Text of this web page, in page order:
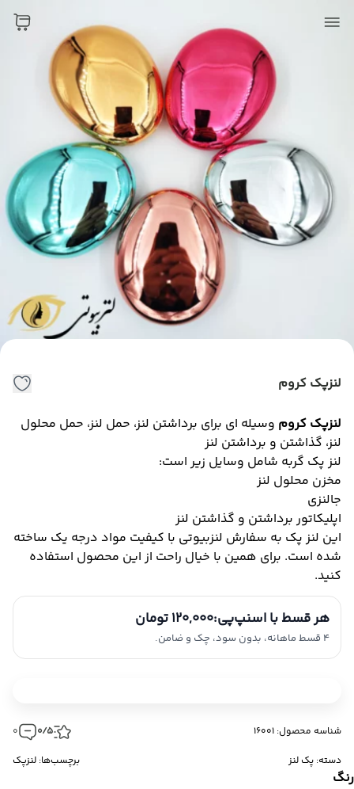
لنزپک کروم
لنزپک کروم وسیله ای برای برداشتن لنز، حمل لنز، حمل محلول
لنز، گذاشتن و برداشتن لنز
لنز پک گربه شامل وسایل زیر است:
مخزن محلول لنز
جالنزی
اپلیکاتور برداشتن و گذاشتن لنز
این لنز پک به سفارش لنزبیوتی با کیفیت مواد درجه یک ساخته
شده است. برای همین با خیال راحت از این محصول استفاده
کنید.
هر قسط با اسنپ‌پی:120,000 تومان
4 قسط ماهانه، بدون سود، چک و ضامن.
شناسه محصول: 16001 0/5
0
دسته: پک لنز برچسب‌ها: لنزپک
رنگ